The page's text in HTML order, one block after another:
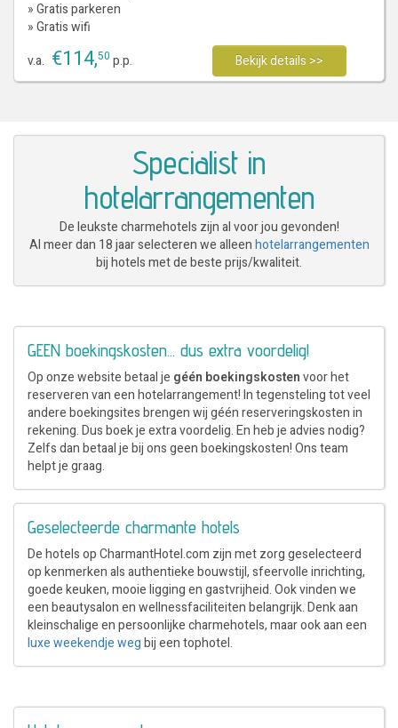
» Gratis parkeren
» Gratis wifi
v.a. €114,50 p.p. Bekijk details >>
Specialist in
hotelarrangementen
De leukste charmehotels zijn al voor jou gevonden!
Al meer dan 18 jaar selecteren we alleenhotelarrangementen
bij hotels met de beste prijs/kwaliteit.
GEEN boekingskosten... dus extra voordelig!
Op onze website betaal je géén boekingskostenvoor het
reserveren van een hotelarrangement! In tegensteling tot veel
andere boekingsites brengen wij géén reserveringskosten in
rekening. Dus boek je extra voordelig. En heb je advies nodig?
Zelfs dan betaal je bij ons geen boekingskosten! Ons team
helpt je graag.
Geselecteerde charmante hotels
De hotels op CharmantHotel.com zijn met zorg geselecteerd
op kenmerken als authentieke bouwstijl, sfeervolle inrichting,
goede keuken, mooie ligging en gastvrijheid. Ook vinden we
een beautysalon en wellnessfaciliteiten belangrijk. Denk aan
kleinschalige en persoonlijke charmehotels, maar ook aan een
luxe weekendje wegbij een tophotel.